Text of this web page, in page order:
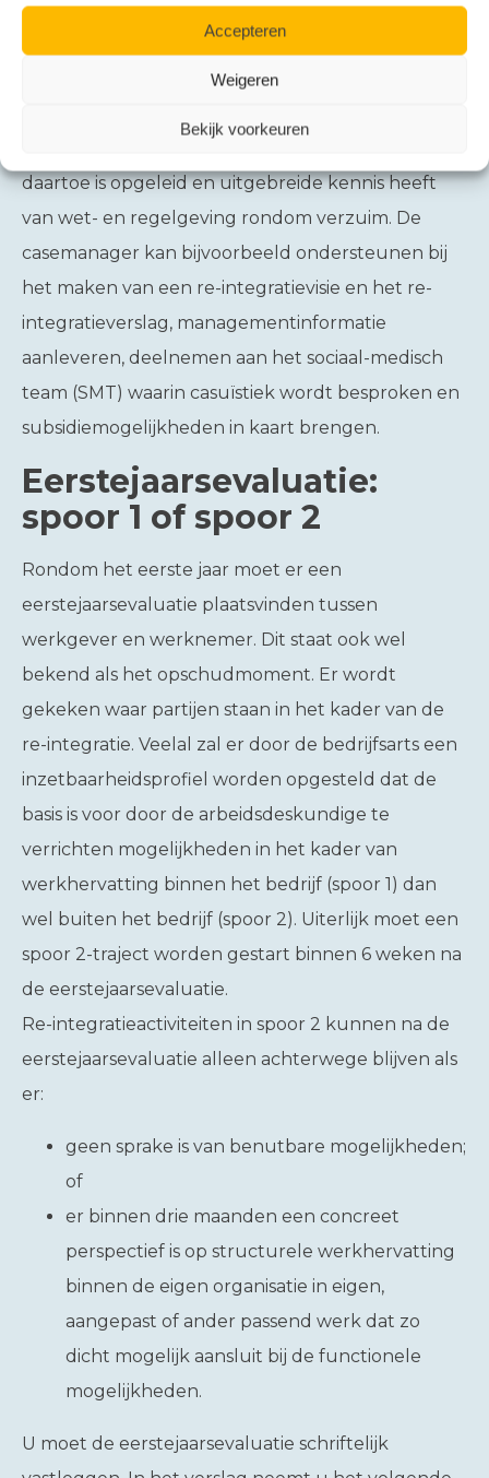
Accepteren
Weigeren
Bekijk voorkeuren
het kader van de re-integratie. De rol van
casemanager kan intern worden opgepakt door
de leidinggevende of iemand van
daartoe is opgeleid en uitgebreide kennis heeft
van wet- en regelgeving rondom verzuim. De
casemanager kan bijvoorbeeld ondersteunen bij
het maken van een re-integratievisie en het re-
integratieverslag, managementinformatie
aanleveren, deelnemen aan het sociaal-medisch
team (SMT) waarin casuïstiek wordt besproken en
subsidiemogelijkheden in kaart brengen.
Eerstejaarsevaluatie:
spoor 1 of spoor 2
Rondom het eerste jaar moet er een
eerstejaarsevaluatie plaatsvinden tussen
werkgever en werknemer. Dit staat ook wel
bekend als het opschudmoment. Er wordt
gekeken waar partijen staan in het kader van de
re-integratie. Veelal zal er door de bedrijfsarts een
inzetbaarheidsprofiel worden opgesteld dat de
basis is voor door de arbeidsdeskundige te
verrichten mogelijkheden in het kader van
werkhervatting binnen het bedrijf (spoor 1) dan
wel buiten het bedrijf (spoor 2). Uiterlijk moet een
spoor 2-traject worden gestart binnen 6 weken na
de eerstejaarsevaluatie.
Re-integratieactiviteiten in spoor 2 kunnen na de
eerstejaarsevaluatie alleen achterwege blijven als
er:
geen sprake is van benutbare mogelijkheden;
of
er binnen drie maanden een concreet
perspectief is op structurele werkhervatting
binnen de eigen organisatie in eigen,
aangepast of ander passend werk dat zo
dicht mogelijk aansluit bij de functionele
mogelijkheden.
U moet de eerstejaarsevaluatie schriftelijk